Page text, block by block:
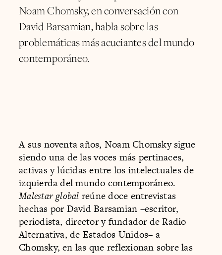
Noam Chomsky, en conversación con
David Barsamian, habla sobre las
problemáticas más acuciantes del mundo
contemporáneo.
A sus noventa años, Noam Chomsky sigue
siendo una de las voces más pertinaces,
activas y lúcidas entre los intelectuales de
izquierda del mundo contemporáneo.
Malestar global reúne doce entrevistas
hechas por David Barsamian –escritor,
periodista, director y fundador de Radio
Alternativa, de Estados Unidos– a
Chomsky, en las que reflexionan sobre las